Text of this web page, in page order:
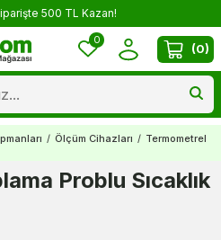
500 TL Kazan!
0
(0)
/ Ölçüm Cihazları / Termometreler
Problu Sıcaklık